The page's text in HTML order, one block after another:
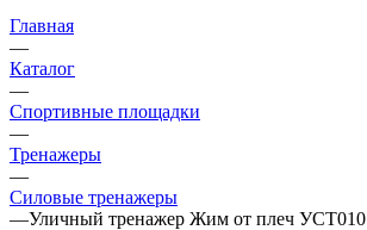
Главная
—
Каталог
—
Спортивные площадки
—
Тренажеры
—
Силовые тренажеры
—Уличный тренажер Жим от плеч УСТ010